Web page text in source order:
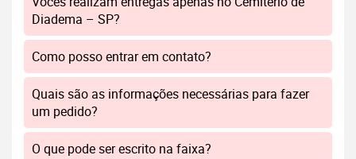
Diadema – SP?
Como posso entrar em contato?
Quais são as informações necessárias para fazer
um pedido?
O que pode ser escrito na faixa?